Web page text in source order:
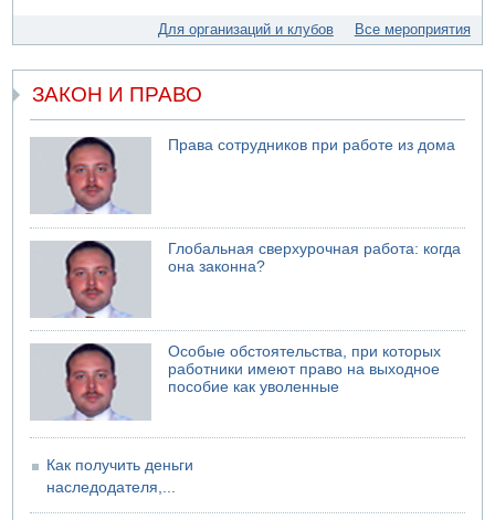
Ракетная атака на судно вблизи Омана
Малыш обварился супом в Бней-Браке
04.08.2026 10:13
Троих подростков унесло течением на Кинерете
04.08.2026 08:45
Атака на склады в Подмосковье и Ленинградской
области
04.08.2026 06:53
04.08.2026 06:10
Пожар в квартире в Ашдоде
Для организаций и клубов Все мероприятия
ЗАКОН И ПРАВО
Права сотрудников при работе из дома
Глобальная сверхурочная работа: когда
она законна?
Особые обстоятельства, при которых
работники имеют право на выходное
пособие как уволенные
Как получить деньги
наследодателя,...